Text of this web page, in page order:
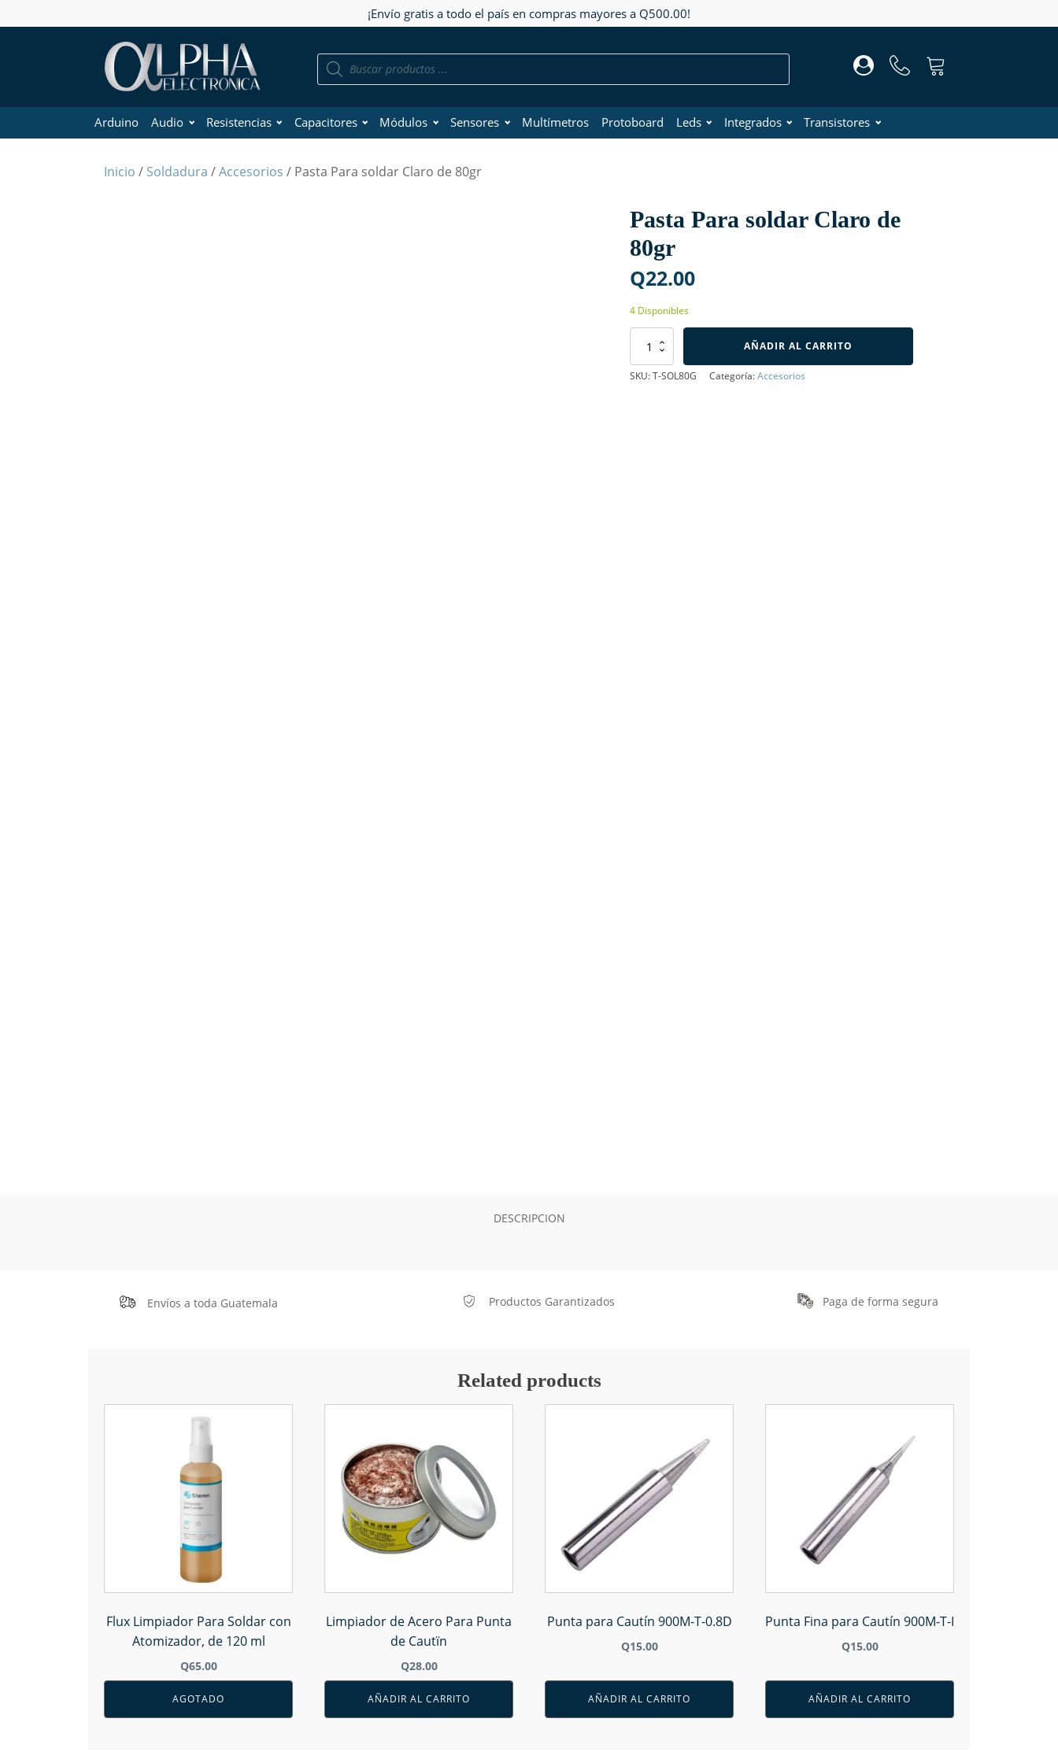
¡Envío gratis a todo el país en compras mayores a Q500.00!
Búsqueda
Arduino Audio Resistencias Capacitores Módulos Sensores Multímetros Protoboard Leds Integrados Transistores
Inicio / Soldadura /Accesorios / Pasta Para soldar Claro de 80gr
Pasta Para soldar Claro de
80gr
Q22.00
4 Disponibles
Pasta
soldar
AÑADIR AL CARRITO
SKU:T-SOL80G Categoría:Accesorios
DESCRIPCION
Envíos a toda Guatemala Productos Garantizados Paga de forma segura
Related products
Flux Limpiador Para Soldar con
Atomizador, de 120 ml
Q65.00
AGOTADO
Limpiador de Acero Para Punta
de Cautïn
Q28.00
AÑADIR AL CARRITO
Punta para Cautín 900M-T-0.8D
Q15.00
AÑADIR AL CARRITO
Punta Fina para Cautín 900M-T-I
Q15.00
AÑADIR AL CARRITO